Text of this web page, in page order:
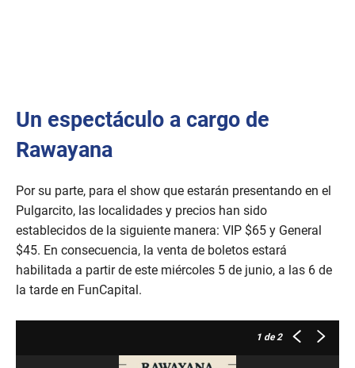
Un espectáculo a cargo de
Rawayana
Por su parte, para el show que estarán presentando en el
Pulgarcito, las localidades y precios han sido
establecidos de la siguiente manera: VIP $65 y General
$45. En consecuencia, la venta de boletos estará
habilitada a partir de este miércoles 5 de junio, a las 6 de
la tarde en FunCapital.
1 de 2